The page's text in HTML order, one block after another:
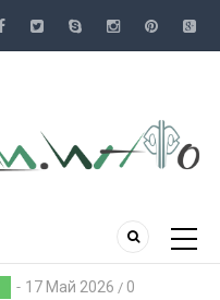
17 Май 2026 / 0